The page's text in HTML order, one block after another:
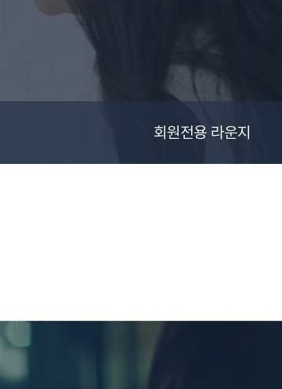
회원전용 라운지